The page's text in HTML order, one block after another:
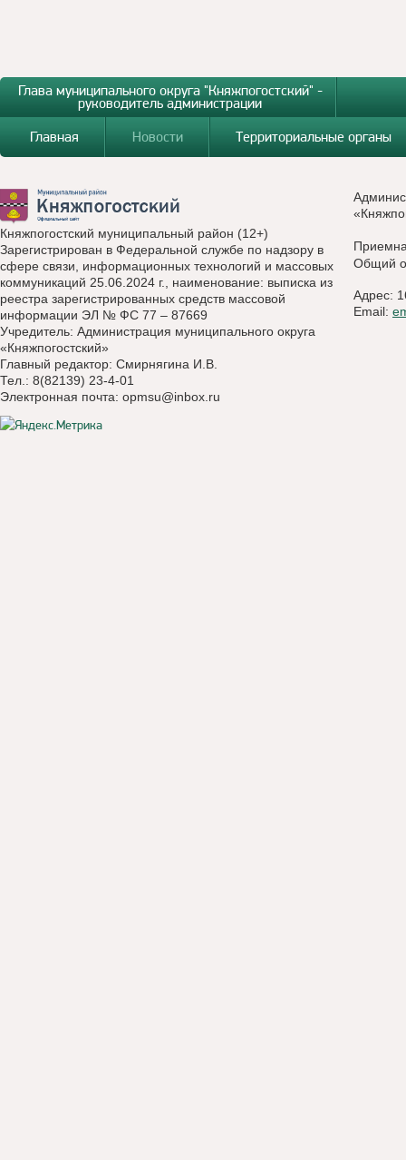
Глава муниципального округа "Княжпогостский" -
руководитель администрации
Главная
Новости Территориальные органы
Княжпогостский муниципальный район (12+)
Зарегистрирован в Федеральной службе по надзору в
сфере связи, информационных технологий и массовых
коммуникаций 25.06.2024 г., наименование: выписка из
реестра зарегистрированных средств массовой
информации ЭЛ № ФС 77 – 87669
Учредитель: Администрация муниципального округа
«Княжпогостский»
Главный редактор: Смирнягина И.В.
Тел.: 8(82139) 23-4-01
Электронная почта: opmsu@inbox.ru
Общий
Адрес:
Email: